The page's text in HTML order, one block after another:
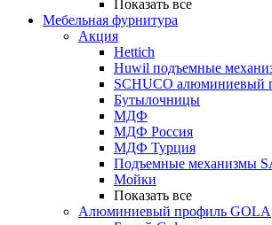
Показать все
Мебельная фурнитура
Акция
Hettich
Huwil подъемные
SCHUCO алюминиевый
Бутылочницы
МДФ
МДФ Россия
МДФ Турция
Подъемные механизмы
Мойки
Показать все
Алюминиевый профиль GOLA